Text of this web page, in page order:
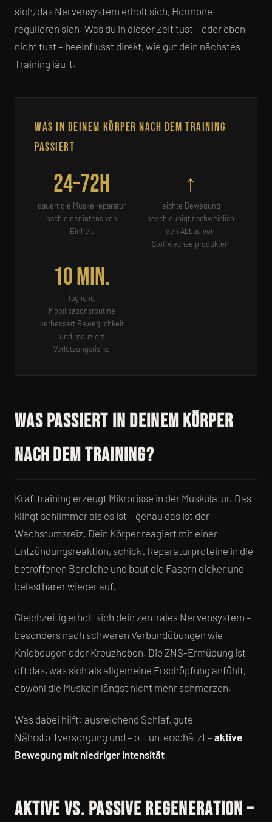
sich, das Nervensystem erholt sich, Hormone
regulieren sich. Was du in dieser Zeit tust – oder eben
nicht tust – beeinflusst direkt, wie gut dein nächstes
Training läuft.
Was in deinem Körper nach dem Training
passiert
24–72h
dauert die Muskelreparatur
nach einer intensiven
Einheit
↑
leichte Bewegung
beschleunigt nachweislich
den Abbau von
Stoffwechselprodukten
10 Min.
tägliche
Mobilisationsroutine
verbessert Beweglichkeit
und reduziert
Verletzungsrisiko
Was passiert in deinem Körper
nach dem Training?
Krafttraining erzeugt Mikrorisse in der Muskulatur. Das
klingt schlimmer als es ist – genau das ist der
Wachstumsreiz. Dein Körper reagiert mit einer
Entzündungsreaktion, schickt Reparaturproteine in die
betroffenen Bereiche und baut die Fasern dicker und
belastbarer wieder auf.
Gleichzeitig erholt sich dein zentrales Nervensystem –
besonders nach schweren Verbundübungen wie
Kniebeugen oder Kreuzheben. Die ZNS-Ermüdung ist
oft das, was sich als allgemeine Erschöpfung anfühlt,
obwohl die Muskeln längst nicht mehr schmerzen.
Was dabei hilft: ausreichend Schlaf, gute
Nährstoffversorgung und – oft unterschätzt – aktive
Bewegung mit niedriger Intensität.
Aktive vs. passive Regeneration –